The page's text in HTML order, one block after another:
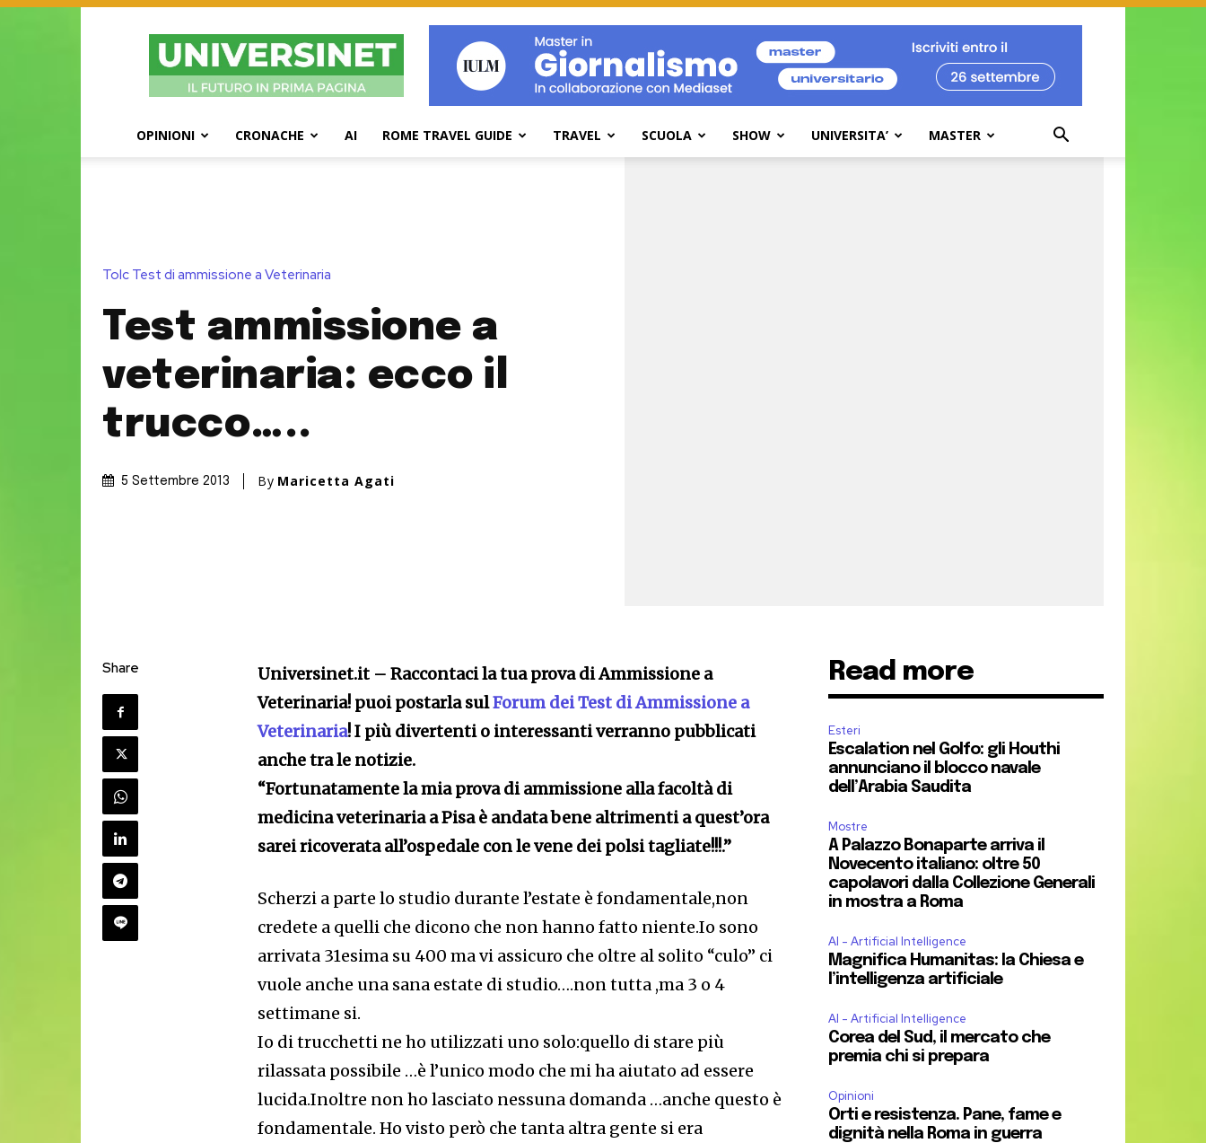
UniversiNet
Magazine
OPINIONI CRONACHE AI ROME TRAVEL GUIDE TRAVEL SCUOLA SHOW UNIVERSITA’ MASTER
Tolc Test di ammissione a Veterinaria
Test ammissione a
veterinaria: ecco il
trucco…..
5 Settembre 2013 By Maricetta Agati
Share
Universinet.it – Raccontaci la tua prova di Ammissione a
Veterinaria! puoi postarla sulForum dei Test di Ammissione a
Veterinaria! I più divertenti o interessanti verranno pubblicati
anche tra le notizie.
“Fortunatamente la mia prova di ammissione alla facoltà di
medicina veterinaria a Pisa è andata bene altrimenti a quest’ora
sarei ricoverata all’ospedale con le vene dei polsi tagliate!!!.”
Scherzi a parte lo studio durante l’estate è fondamentale,non
credete a quelli che dicono che non hanno fatto niente.Io sono
arrivata 31esima su 400 ma vi assicuro che oltre al solito “culo” ci
vuole anche una sana estate di studio….non tutta ,ma 3 o 4
settimane si.
Io di trucchetti ne ho utilizzati uno solo:quello di stare più
rilassata possibile …è l’unico modo che mi ha aiutato ad essere
lucida.Inoltre non ho lasciato nessuna domanda …anche questo è
fondamentale. Ho visto però che tanta altra gente si era
Read more
Esteri
Escalation nel Golfo: gli Houthi
annunciano il blocco navale
dell’Arabia Saudita
Mostre
A Palazzo Bonaparte arriva il
Novecento italiano: oltre 50
capolavori dalla Collezione Generali
in mostra a Roma
AI - Artificial Intelligence
Magnifica Humanitas: la Chiesa e
l’intelligenza artificiale
AI - Artificial Intelligence
Corea del Sud, il mercato che
premia chi si prepara
Opinioni
Orti e resistenza. Pane, fame e
dignità nella Roma in guerra